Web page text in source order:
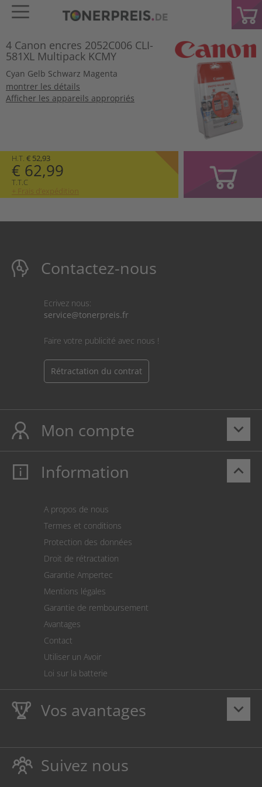
4 Canon encres 2052C006 CLI-
581XL Multipack KCMY
Cyan Gelb Schwarz Magenta
montrer les détails
Afficher les appareils appropriés
H.T. € 52,93
€ 62,99
T.T.C
+ Frais d’expédition
Contactez-nous
Ecrivez nous:
service@tonerpreis.fr
Faire votre publicité avec nous !
Rétractation du contrat
keyboard_arrow_down
Mon compte
Mon compte
Paiement
Le calculateur des frais de port
Paramètres des cookies
keyboard_arrow_up
Information
A propos de nous
Termes et conditions
Protection des données
Droit de rétractation
Garantie Ampertec
Mentions légales
Garantie de remboursement
Avantages
Contact
Utiliser un Avoir
Loi sur la batterie
keyboard_arrow_down
Vos avantages
LaAmpertec Garantie à viesur les encres et toners
protège également votre imprimante.
Suivez nous